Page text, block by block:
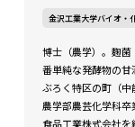
金沢工業大学バイオ・
博士（農学）。麴
番単純な発酵物の
ぶろく特区の町（
農学部農芸化学科
食品工業株式会社